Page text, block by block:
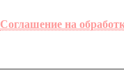
Соглашение на